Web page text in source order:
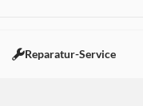
Reparatur-Service